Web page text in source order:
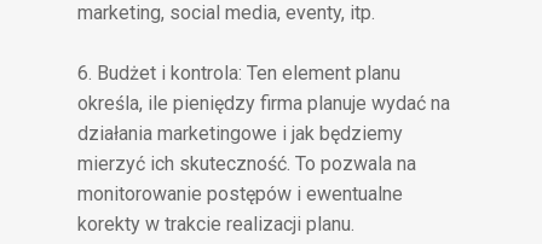
marketing, social media, eventy, itp.
6. Budżet i kontrola: Ten element planu
określa, ile pieniędzy firma planuje wydać na
działania marketingowe i jak będziemy
mierzyć ich skuteczność. To pozwala na
monitorowanie postępów i ewentualne
korekty w trakcie realizacji planu.